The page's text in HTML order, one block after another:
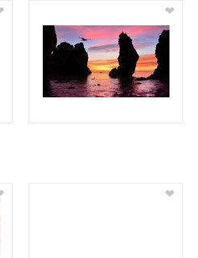
❤
❤